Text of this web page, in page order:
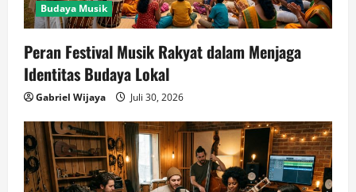
Budaya Musik
Peran Festival Musik Rakyat dalam Menjaga
Identitas Budaya Lokal
Gabriel Wijaya Juli 30, 2026